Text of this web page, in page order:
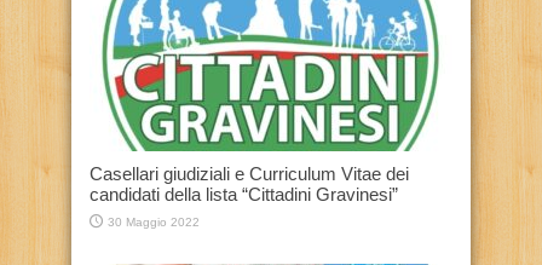
Casellari giudiziali e Curriculum Vitae dei
candidati della lista “Cittadini Gravinesi”
30 Maggio 2022